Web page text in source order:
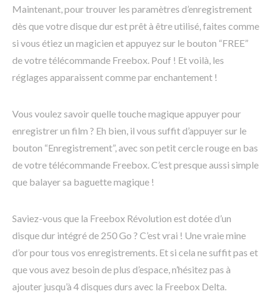
Maintenant, pour trouver les paramètres d’enregistrement
dès que votre disque dur est prêt à être utilisé, faites comme
si vous étiez un magicien et appuyez sur le bouton “FREE”
de votre télécommande Freebox. Pouf ! Et voilà, les
réglages apparaissent comme par enchantement !
Vous voulez savoir quelle touche magique appuyer pour
enregistrer un film ? Eh bien, il vous suffit d’appuyer sur le
bouton “Enregistrement”, avec son petit cercle rouge en bas
de votre télécommande Freebox. C’est presque aussi simple
que balayer sa baguette magique !
Saviez-vous que la Freebox Révolution est dotée d’un
disque dur intégré de 250 Go ? C’est vrai ! Une vraie mine
d’or pour tous vos enregistrements. Et si cela ne suffit pas et
que vous avez besoin de plus d’espace, n’hésitez pas à
ajouter jusqu’à 4 disques durs avec la Freebox Delta.